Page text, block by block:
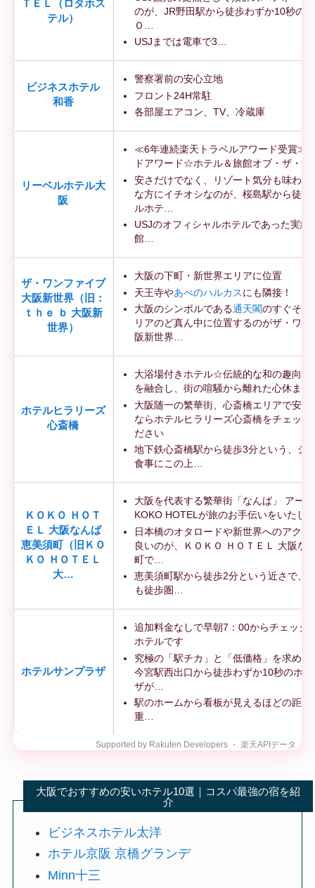
ＴＥＬ（ロタホス
テル）
のが、JR野田駅から徒歩わずか10秒の
Ｏ…
USJまでは電車で3…
ビジネスホテル
和香
警察署前の安心立地
フロント24H常駐
各部屋エアコン、TV、冷蔵庫
リーベルホテル大
阪
≪6年連続楽天トラベルアワード受賞
ドアワード☆ホテル＆旅館オブ・ザ・イ
安さだけでなく、リゾート気分も味わい
な方にイチオシなのが、桜島駅から徒歩
ルホテ…
USJのオフィシャルホテルであった実績
館…
ザ・ワンファイブ
大阪新世界（旧：
ｔｈｅ ｂ 大阪新
世界）
大阪の下町・新世界エリアに位置
天王寺やあべのハルカスにも隣接！
大阪のシンボルである通天閣のすぐそば
リアのど真ん中に位置するのがザ・ワン
阪新世界…
ホテルヒラリーズ
心斎橋
大浴場付きホテル☆伝統的な和の趣向と
を融合し、街の喧騒から離れた心休まる
大阪随一の繁華街、心斎橋エリアで安く
ならホテルヒラリーズ心斎橋をチェック
ださい
地下鉄心斎橋駅から徒歩3分という、シ
食事にこの上…
ＫＯＫＯ ＨＯＴ
ＥＬ 大阪なんば
恵美須町（旧ＫＯ
ＫＯ ＨＯＴＥＬ
大…
大阪を代表する繁華街「なんば」 アー
KOKO HOTELが旅のお手伝いをいたし
日本橋のオタロードや新世界へのアクセ
良いのが、ＫＯＫＯ ＨＯＴＥＬ 大阪な
町で…
恵美須町駅から徒歩2分という近さで、
も徒歩圏…
ホテルサンプラザ
追加料金なしで早朝7：00からチェック
ホテルです
究極の「駅チカ」と「低価格」を求める
今宮駅西出口から徒歩わずか10秒のホ
ザが…
駅のホームから看板が見えるほどの距離
重…
大阪でおすすめの安いホテル10選｜コスパ最強の宿を紹
介
ビジネスホテル太洋
ホテル京阪 京橋グランデ
Minn十三